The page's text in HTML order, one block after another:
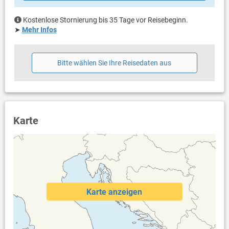
Kostenlose Stornierung bis 35 Tage vor Reisebeginn.
➤ Mehr Infos
Bitte wählen Sie Ihre Reisedaten aus
Karte
Karte anzeigen